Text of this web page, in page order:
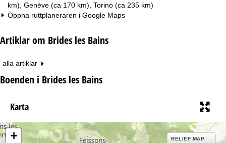
km), Genève (ca 170 km), Torino (ca 235 km)
Öppna ruttplaneraren i Google Maps
Artiklar om Brides les Bains
alla artiklar
Boenden i Brides les Bains
Karta
+ RELIEF MAP